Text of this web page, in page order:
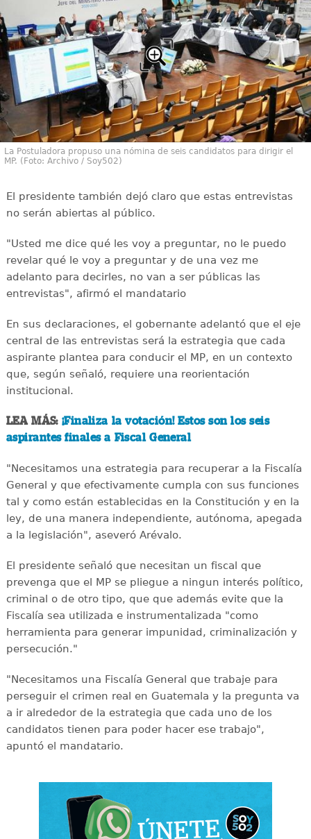
La Postuladora propuso una nómina de seis candidatos para dirigir el
MP. (Foto: Archivo / Soy502)
El presidente también dejó claro que estas entrevistas
no serán abiertas al público.
"Usted me dice qué les voy a preguntar, no le puedo
revelar qué le voy a preguntar y de una vez me
adelanto para decirles, no van a ser públicas las
entrevistas", afirmó el mandatario
En sus declaraciones, el gobernante adelantó que el eje
central de las entrevistas será la estrategia que cada
aspirante plantea para conducir el MP, en un contexto
que, según señaló, requiere una reorientación
institucional.
LEA MÁS:¡Finaliza la votación! Estos son los seis
aspirantes finales a Fiscal General
"Necesitamos una estrategia para recuperar a la Fiscalía
General y que efectivamente cumpla con sus funciones
tal y como están establecidas en la Constitución y en la
ley, de una manera independiente, autónoma, apegada
a la legislación", aseveró Arévalo.
El presidente señaló que necesitan un fiscal que
prevenga que el MP se pliegue a ningun interés político,
criminal o de otro tipo, que que además evite que la
Fiscalía sea utilizada e instrumentalizada "como
herramienta para generar impunidad, criminalización y
persecución."
"Necesitamos una Fiscalía General que trabaje para
perseguir el crimen real en Guatemala y la pregunta va
a ir alrededor de la estrategia que cada uno de los
candidatos tienen para poder hacer ese trabajo",
apuntó el mandatario.